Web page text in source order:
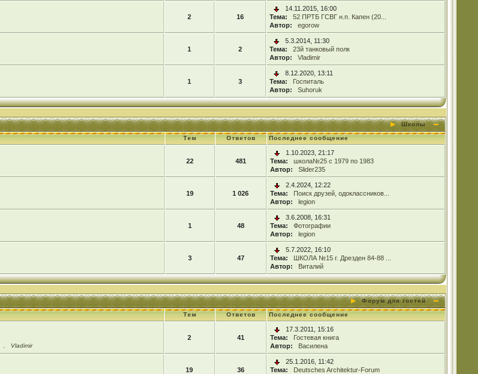
2 16
14.11.2015, 16:00
Тема:
52 ПРТБ ГСВГ н.п. Капен (20...
Автор:
egorow
1 2
5.3.2014, 11:30
Тема:
23й танковый полк
Автор:
Vladimir
1 3
8.12.2020, 13:11
Тема:
Госпиталь
Автор:
Suhoruk
Школы
Тем Ответов Последнее сообщение
22 481
1.10.2023, 21:17
Тема:
школа№25 с 1979 по 1983
Автор:
Slider235
19 1 026
2.4.2024, 12:22
Тема:
Поиск друзей, одоклассников...
Автор:
legion
1 48
3.6.2008, 16:31
Тема:
Фотографии
Автор:
legion
3 47
5.7.2022, 16:10
Тема:
ШКОЛА №15 г. Дрезден 84-88 ...
Автор:
Виталий
Форум для гостей
Тем Ответов Последнее сообщение
Vladimir
2 41
17.3.2011, 15:16
Тема:
Гостевая книга
Автор:
Василена
19 36
25.1.2016, 11:42
Тема:
Deutsches Architektur-Forum